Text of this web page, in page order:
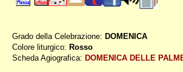
Grado della Celebrazione: DOMENICA
Colore liturgico: Rosso
Scheda Agiografica: DOMENICA DELLE